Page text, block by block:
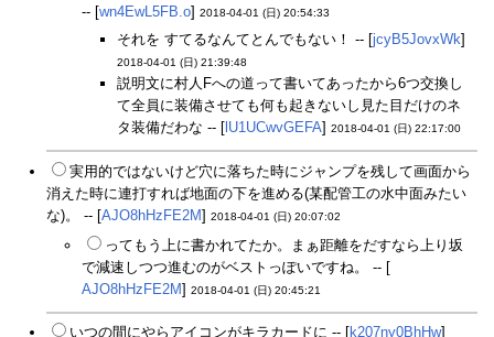
-- [wn4EwL5FB.o] 2018-04-01 (日) 20:54:33
それを すてるなんてとんでもない！ -- [jcyB5JovxWk]
2018-04-01 (日) 21:39:48
説明文に村人Fへの道って書いてあったから6つ交換し
て全員に装備させても何も起きないし見た目だけのネ
タ装備だわな -- [ lU1UCwvGEFA] 2018-04-01 (日) 22:17:00
実用的ではないけど穴に落ちた時にジャンプを残して画面から
消えた時に連打すれば地面の下を進める(某配管工の水中面みたい
な)。 -- [AJO8hHzFE2M] 2018-04-01 (日) 20:07:02
ってもう上に書かれてたか。まぁ距離をだすなら上り坂
で減速しつつ進むのがベストっぽいですね。 -- [
AJO8hHzFE2M] 2018-04-01 (日) 20:45:21
いつの間にやらアイコンがキラカードに -- [k207ny0BhHw]